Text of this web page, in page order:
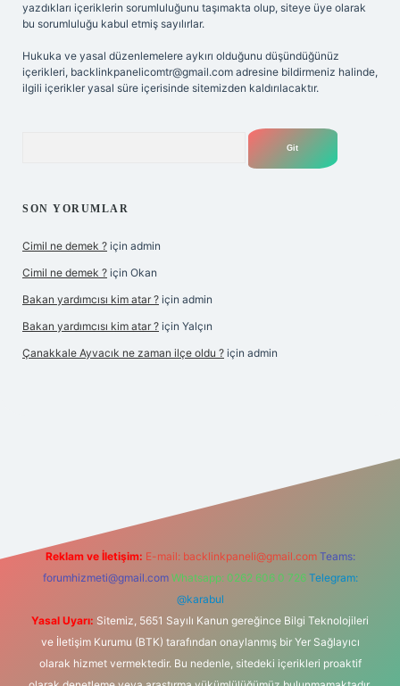
yazdıkları içeriklerin sorumluluğunu taşımakta olup, siteye üye olarak
bu sorumluluğu kabul etmiş sayılırlar.
Hukuka ve yasal düzenlemelere aykırı olduğunu düşündüğünüz
içerikleri, backlinkpanelicomtr@gmail.com adresine bildirmeniz halinde,
ilgili içerikler yasal süre içerisinde sitemizden kaldırılacaktır.
SON YORUMLAR
Cimil ne demek ? için admin
Cimil ne demek ? için Okan
Bakan yardımcısı kim atar ? için admin
Bakan yardımcısı kim atar ? için Yalçın
Çanakkale Ayvacık ne zaman ilçe oldu ? için admin
Reklam ve İletişim: E-mail: backlinkpaneli@gmail.com Teams:
forumhizmeti@gmail.com Whatsapp: 0262 606 0 726 Telegram:
@karabul
Yasal Uyarı: Sitemiz, 5651 Sayılı Kanun gereğince Bilgi Teknolojileri
ve İletişim Kurumu (BTK) tarafından onaylanmış bir Yer Sağlayıcı
olarak hizmet vermektedir. Bu nedenle, sitedeki içerikleri proaktif